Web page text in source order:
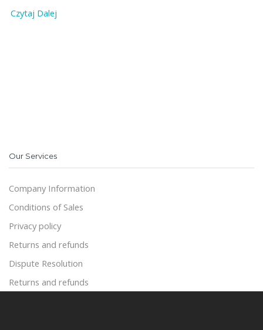
Czytaj Dalej
Our Services
Company Information
Conditions of Sales
Privacy policy
Returns and refunds
Dispute Resolution
Returns and refunds